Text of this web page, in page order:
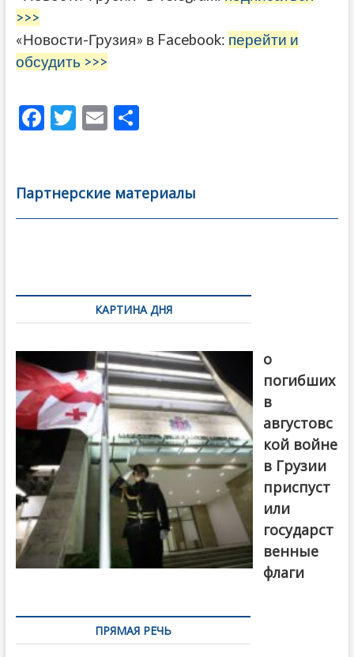
>>>
«Новости-Грузия» в Facebook: перейти и
обсудить >>>
F
b
o
T
er
E
l
О
а
в
Партнерские материалы
по
записямКАРТИНА ДНЯ
о
погибших
в
августовс
кой войне
в Грузии
приспуст
или
государст
венные
флаги
ПРЯМАЯ РЕЧЬ